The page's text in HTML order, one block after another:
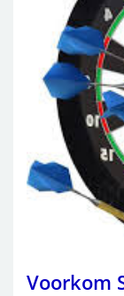
Voorkom